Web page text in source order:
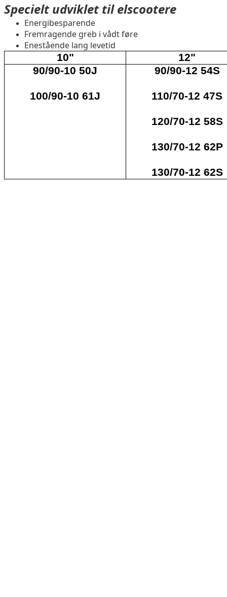
Specielt udviklet til elscootere
Energibesparende
Fremragende greb i vådt føre
Enestående lang levetid
10"
12"
90/90-10 50J
100/90-10 61J
90/90-12 54S
110/70-12 47S
120/70-12 58S
130/70-12 62P
130/70-12 62S